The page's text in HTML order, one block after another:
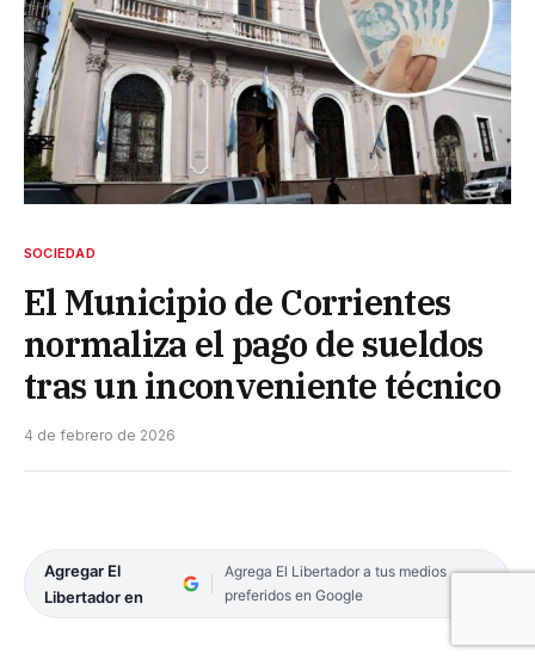
SOCIEDAD
El Municipio de Corrientes
normaliza el pago de sueldos
tras un inconveniente técnico
4 de febrero de 2026
Agregar El
Libertador en
Agrega El Libertador a tus medios
preferidos en Google